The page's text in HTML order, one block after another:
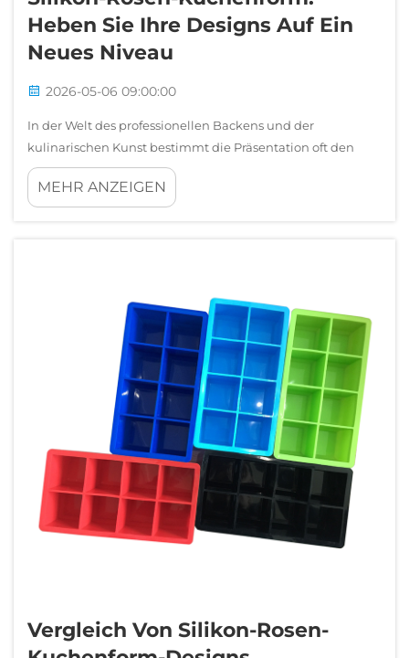
Heben Sie Ihre Designs Auf Ein
Neues Niveau
2026-05-06 09:00:00
In der Welt des professionellen Backens und der
kulinarischen Kunst bestimmt die Präsentation oft den
Unterschied zwischen einem unvergesslichen Dessert und
einem gewöhnlichen. Die Silikon-Rosen-Kuchenform hat
MEHR ANZEIGEN
Vergleich Von Silikon-Rosen-